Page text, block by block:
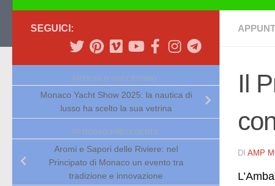
Il
DI AMP
SEGUICI:
ARTICOLO SUCCESSIVO
Monaco Yacht Show 2025: la nautica di
lusso ha scelto la sua vetrina
ARTICOLO PRECEDENTE
Aromi e Sapori delle Riviere: nel
Principato di Monaco un evento tra
tradizione e innovazione